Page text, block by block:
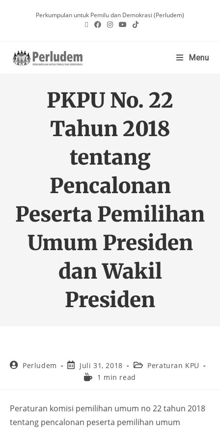
Perkumpulan untuk Pemilu dan Demokrasi (Perludem)
Menu
PKPU No. 22
Tahun 2018
tentang
Pencalonan
Peserta Pemilihan
Umum Presiden
dan Wakil
Presiden
Perludem Juli 31, 2018
Peraturan KPU
1 min read
Peraturan komisi pemilihan umum no 22 tahun 2018
tentang pencalonan peserta pemilihan umum